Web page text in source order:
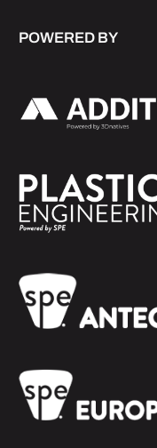
POWERED BY